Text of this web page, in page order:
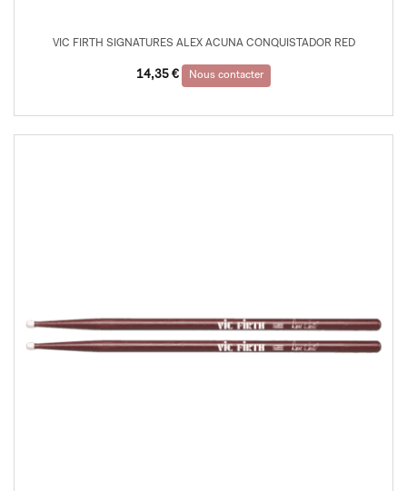
VIC FIRTH SIGNATURES ALEX ACUNA CONQUISTADOR RED
14,35 € Nous contacter